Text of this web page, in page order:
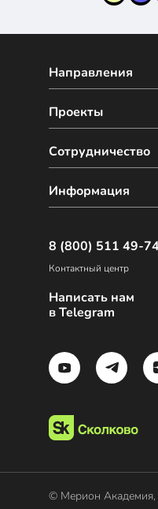
Направления
Сотрудничество
Проекты
Информация
8 (800) 511 49-
Контактный центр
Написать нам
в Telegram
© Мерион